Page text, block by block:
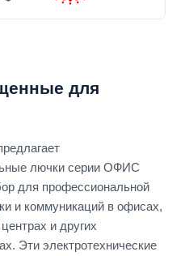
для
лючки серии ОФИС
для профессиональной
и коммуникаций в офисах,
и других
Эти электротехнические